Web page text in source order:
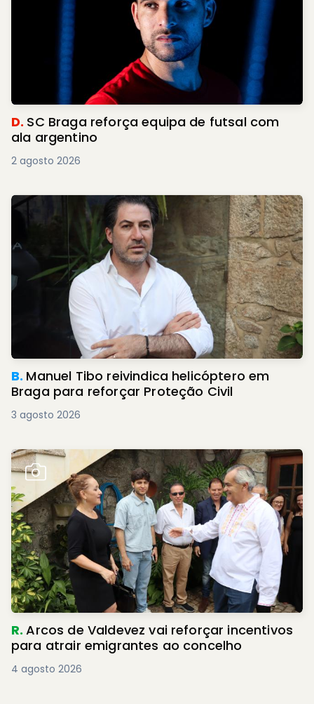
D. SC Braga reforça equipa de futsal com
ala argentino
2 agosto 2026
B. Manuel Tibo reivindica helicóptero em
Braga para reforçar Proteção Civil
3 agosto 2026
R.Arcos de Valdevez vai reforçar incentivos
para atrair emigrantes ao concelho
4 agosto 2026